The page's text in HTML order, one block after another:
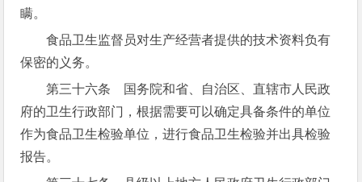
瞒。
食品卫生监督员对生产经营者提供的技术资料负有
保密的义务。
第三十六条 国务院和省、自治区、直辖市人民政
府的卫生行政部门，根据需要可以确定具备条件的单位
作为食品卫生检验单位，进行食品卫生检验并出具检验
报告。